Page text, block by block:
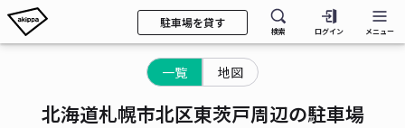
駐車場を貸す
検索 ログイン メニュー
一覧 地図
北海道札幌市北区東茨戸周辺の駐車場